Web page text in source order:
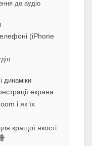
до аудіо
(iPhone
динаміки
екрана
і як їх
кращої якості